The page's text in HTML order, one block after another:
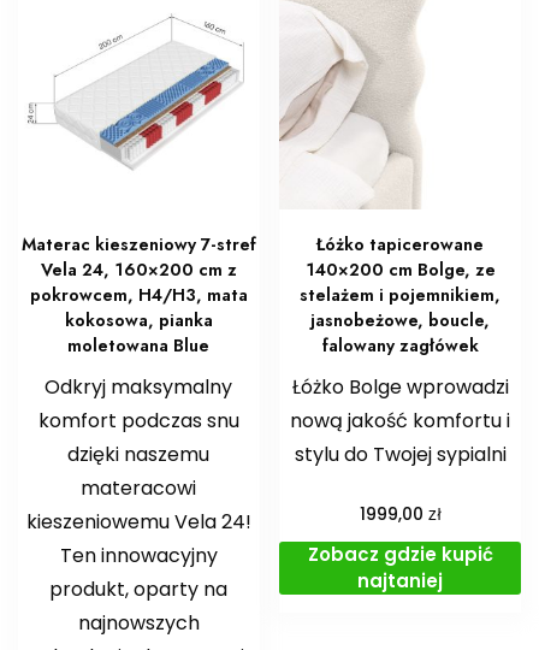
Materac kieszeniowy 7-stref
Vela 24, 160×200 cm z
pokrowcem, H4/H3, mata
kokosowa, pianka
moletowana Blue
Odkryj maksymalny
komfort podczas snu
dzięki naszemu
materacowi
kieszeniowemu Vela 24!
Ten innowacyjny
produkt, oparty na
najnowszych
Łóżko tapicerowane
140×200 cm Bolge, ze
stelażem i pojemnikiem,
jasnobeżowe, boucle,
falowany zagłówek
Łóżko Bolge wprowadzi
nową jakość komfortu i
stylu do Twojej sypialni
1999,00 zł
Zobacz gdzie kupić
najtaniej